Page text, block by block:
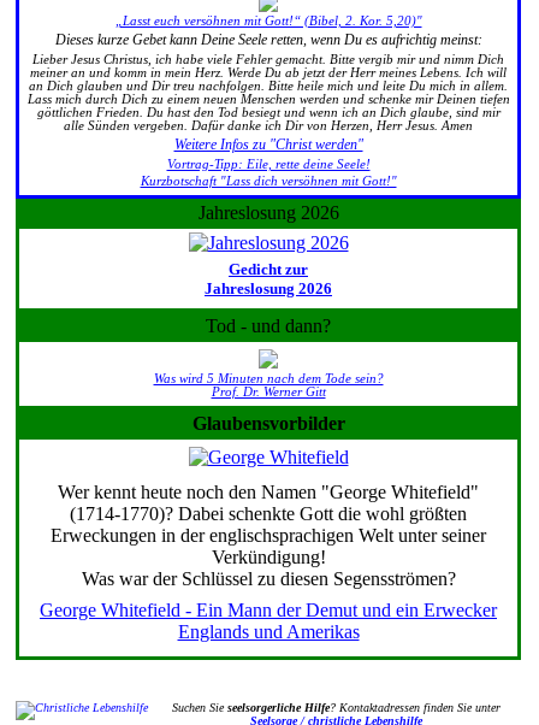
„Lasst euch versöhnen mit Gott!“ (Bibel, 2. Kor. 5,20)"
Dieses kurze Gebet kann Deine Seele retten, wenn Du es aufrichtig meinst:
Lieber Jesus Christus, ich habe viele Fehler gemacht. Bitte vergib mir und nimm Dich
meiner an und komm in mein Herz. Werde Du ab jetzt der Herr meines Lebens. Ich will
an Dich glauben und Dir treu nachfolgen. Bitte heile mich und leite Du mich in allem.
Lass mich durch Dich zu einem neuen Menschen werden und schenke mir Deinen tiefen
göttlichen Frieden. Du hast den Tod besiegt und wenn ich an Dich glaube, sind mir
alle Sünden vergeben. Dafür danke ich Dir von Herzen, Herr Jesus. Amen
Weitere Infos zu "Christ werden"
Vortrag-Tipp: Eile, rette deine Seele!
Kurzbotschaft "Lass dich versöhnen mit Gott!"
Jahreslosung 2026
Gedicht zur
Jahreslosung 2026
Tod - und dann?
Was wird 5 Minuten nach dem Tode sein?
Prof. Dr. Werner Gitt
Glaubensvorbilder
Wer kennt heute noch den Namen "George Whitefield"
(1714-1770)? Dabei schenkte Gott die wohl größten
Erweckungen in der englischsprachigen Welt unter seiner
Verkündigung!
Was war der Schlüssel zu diesen Segensströmen?
George Whitefield - Ein Mann der Demut und ein Erwecker
Englands und Amerikas
Suchen Sieseelsorgerliche Hilfe? Kontaktadressen finden Sie unter
Seelsorge / christliche Lebenshilfe